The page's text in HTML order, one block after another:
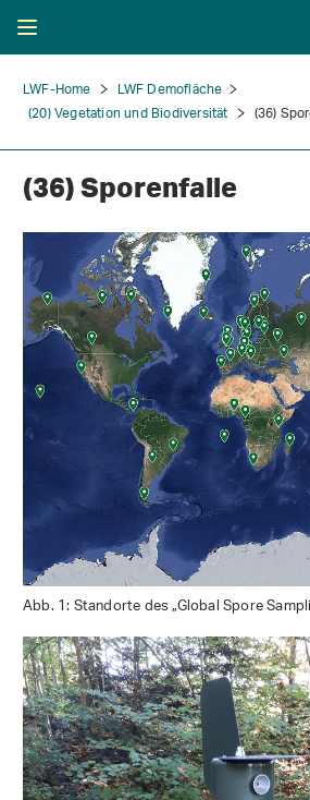
LWF-Home
LWF Demofläche
(20) Vegetation und Biodiversität
(36)
(36) Sporenfalle
Abb. 1: Standorte des „Global Spore